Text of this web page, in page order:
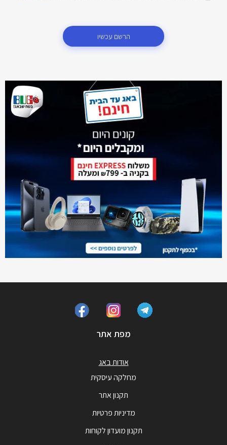
הרשם עכשיו
מפת אתר
אודות באג
מחלקה עיסקית
תקנון אתר
מדיניות פרטיות
תקנון מועדון לקוחות